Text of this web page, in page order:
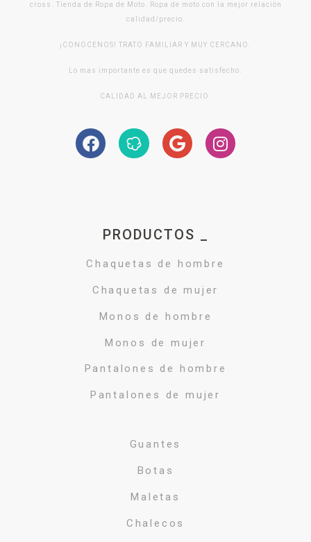
cross. Tienda de Ropa de Moto. Ropa de moto con la mejor relación
calidad/precio.
¡CONOCENOS! TRATO FAMILIAR Y MUY CERCANO.
Lo mas importante es que quedes satisfecho.
CALIDAD AL MEJOR PRECIO.
PRODUCTOS _
Chaquetas de hombre
Chaquetas de mujer
Monos de hombre
Monos de mujer
Pantalones de hombre
Pantalones de mujer
Guantes
Botas
Maletas
Chalecos